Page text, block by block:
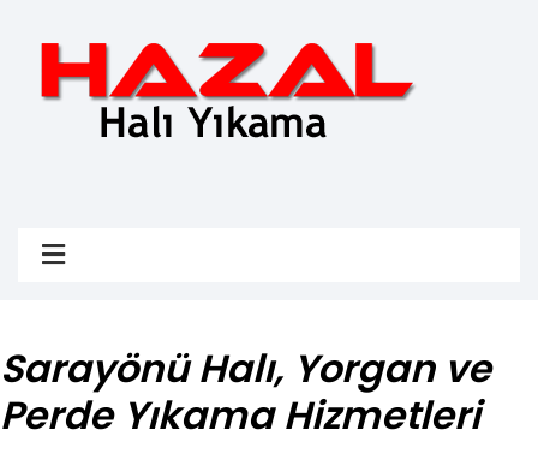
Sarayönü Halı, Yorgan ve
Perde Yıkama Hizmetleri